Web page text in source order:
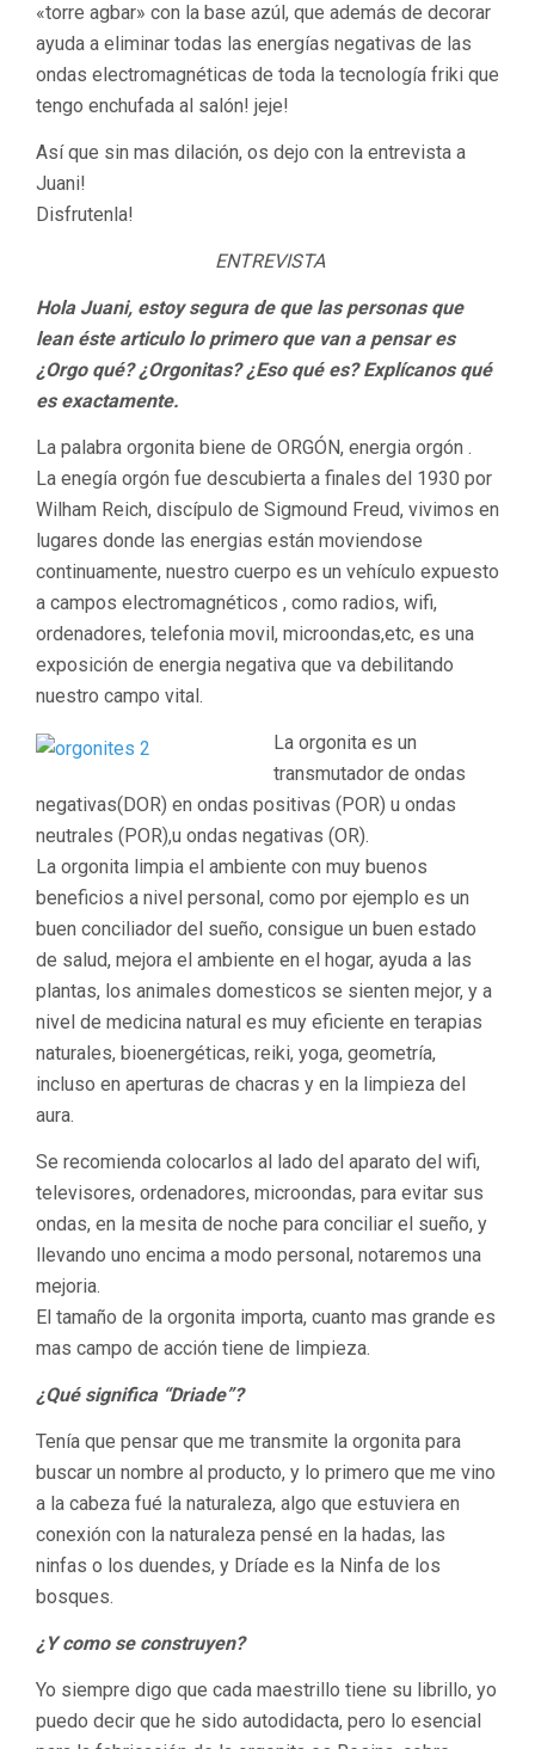
«torre agbar» con la base azúl, que además de decorar
ayuda a eliminar todas las energías negativas de las
ondas electromagnéticas de toda la tecnología friki que
tengo enchufada al salón! jeje!
Así que sin mas dilación, os dejo con la entrevista a
Juani!
Disfrutenla!
ENTREVISTA
Hola Juani, estoy segura de que las personas que
lean éste articulo lo primero que van a pensar es
¿Orgo qué? ¿Orgonitas? ¿Eso qué es? Explícanos qué
es exactamente.
La palabra orgonita biene de ORGÓN, energia orgón .
La enegía orgón fue descubierta a finales del 1930 por
Wilham Reich, discípulo de Sigmound Freud, vivimos en
lugares donde las energias están moviendose
continuamente, nuestro cuerpo es un vehículo expuesto
a campos electromagnéticos , como radios, wifi,
ordenadores, telefonia movil, microondas,etc, es una
exposición de energia negativa que va debilitando
nuestro campo vital.
La orgonita es un
transmutador de ondas
negativas(DOR) en ondas positivas (POR) u ondas
neutrales (POR),u ondas negativas (OR).
La orgonita limpia el ambiente con muy buenos
beneficios a nivel personal, como por ejemplo es un
buen conciliador del sueño, consigue un buen estado
de salud, mejora el ambiente en el hogar, ayuda a las
plantas, los animales domesticos se sienten mejor, y a
nivel de medicina natural es muy eficiente en terapias
naturales, bioenergéticas, reiki, yoga, geometría,
incluso en aperturas de chacras y en la limpieza del
aura.
Se recomienda colocarlos al lado del aparato del wifi,
televisores, ordenadores, microondas, para evitar sus
ondas, en la mesita de noche para conciliar el sueño, y
llevando uno encima a modo personal, notaremos una
mejoria.
El tamaño de la orgonita importa, cuanto mas grande es
mas campo de acción tiene de limpieza.
¿Qué significa “Driade”?
Tenía que pensar que me transmite la orgonita para
buscar un nombre al producto, y lo primero que me vino
a la cabeza fué la naturaleza, algo que estuviera en
conexión con la naturaleza pensé en la hadas, las
ninfas o los duendes, y Dríade es la Ninfa de los
bosques.
¿Y como se construyen?
Yo siempre digo que cada maestrillo tiene su librillo, yo
puedo decir que he sido autodidacta, pero lo esencial